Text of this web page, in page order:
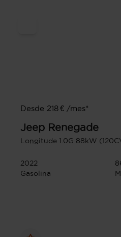
Desde 218 € /mes*
Jeep Renegade
Longitude 1.0G 88kW
2022
Gasolina